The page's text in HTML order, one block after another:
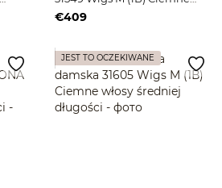
włosy średniej długości
€409
JEST TO OCZEKIWANE